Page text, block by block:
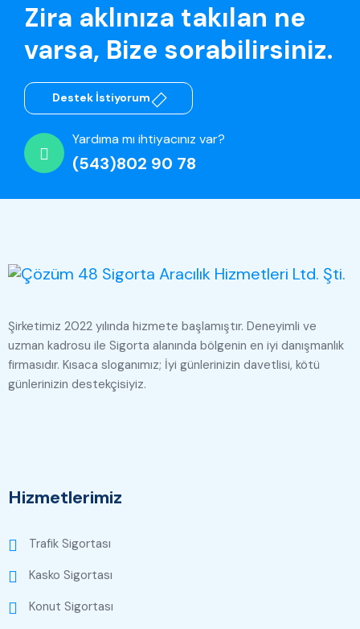
Zira aklınıza takılan ne
varsa, Bize sorabilirsiniz.
Destek İstiyorum
Yardıma mı ihtiyacınız var?
(543)802 90 78
Şirketimiz 2022 yılında hizmete başlamıştır. Deneyimli ve
uzman kadrosu ile Sigorta alanında bölgenin en iyi danışmanlık
firmasıdır. Kısaca sloganımız; İyi günlerinizin davetlisi, kötü
günlerinizin destekçisiyiz.
Hizmetlerimiz
Trafik Sigortası
Kasko Sigortası
Konut Sigortası